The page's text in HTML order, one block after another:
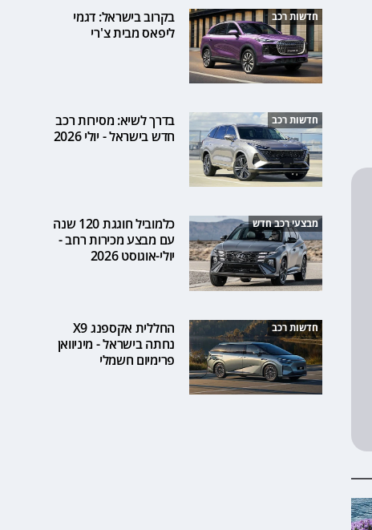
חדשות רכב
בקרוב בישראל: דגמי
ליפאס מבית צ'רי
חדשות רכב
בדרך לשיא: מסירות רכב
חדש בישראל - יולי 2026
מבצעי רכב חדש
כלמוביל חוגגת 120 שנה
עם מבצע מכירות רחב -
יולי-אוגוסט 2026
חדשות רכב
החללית אקספנג X9
נחתה בישראל - מיניוואן
פרימיום חשמלי